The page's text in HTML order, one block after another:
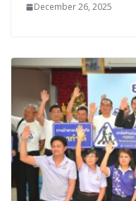
December 26, 2025